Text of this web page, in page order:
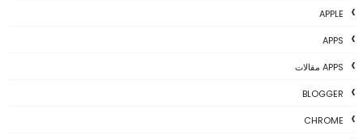
APPLE
APPS
APPS مقالات
BLOGGER
CHROME